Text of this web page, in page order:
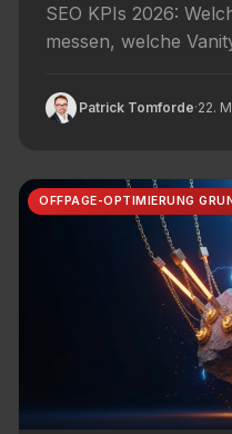
SEO KPIs 2026:
messen, welche
ausrichtest.
Patrick Tomforde·22.
OFFPAGE-OPTIMIERUNG